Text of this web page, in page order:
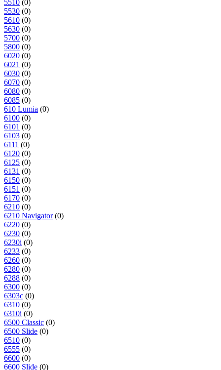
5510 (0)
5530 (0)
5610 (0)
5630 (0)
5700 (0)
5800 (0)
6020 (0)
6021 (0)
6030 (0)
6070 (0)
6080 (0)
6085 (0)
610 Lumia (0)
6100 (0)
6101 (0)
6103 (0)
6111 (0)
6120 (0)
6125 (0)
6131 (0)
6150 (0)
6151 (0)
6170 (0)
6210 (0)
6210 Navigator(0)
6220 (0)
6230 (0)
6230i (0)
6233 (0)
6260 (0)
6280 (0)
6288 (0)
6300 (0)
6303c (0)
6310 (0)
6310i (0)
6500 Classic (0)
6500 Slide (0)
6510 (0)
6555 (0)
6600 (0)
6600 Slide (0)